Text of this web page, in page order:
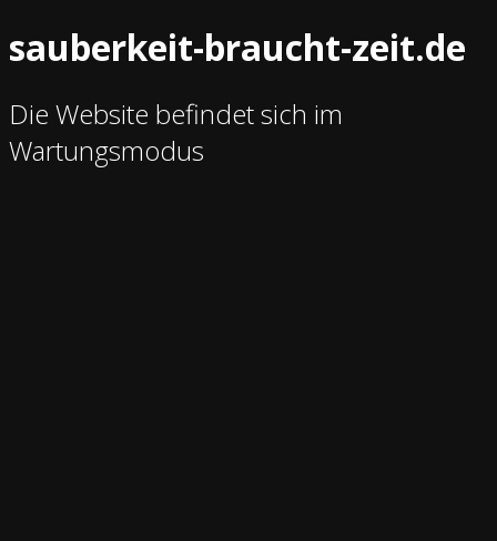
sauberkeit-braucht-zeit.de
Die Website befindet sich im
Wartungsmodus